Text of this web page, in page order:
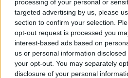
processing of your personal or
targeted advertising by us, please
section to confirm your selection.
opt-out request is processed you
interest-based ads based on
us or personal information
your opt-out. You may separately
disclosure of your personal
Se vuoi leggere le notizie principali
Newsletter QUInews - ToscanaMedia.
alle 20:00 direttamente nella tua